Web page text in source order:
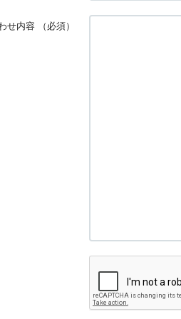
せ内容 （必須）